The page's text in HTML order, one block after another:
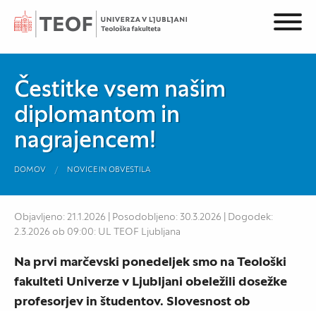
Čestitke vsem našim
diplomantom in
nagrajencem!
DOMOV NOVICE IN OBVESTILA
Objavljeno: 21.1.2026 | Posodobljeno: 30.3.2026 | Dogodek:
2.3.2026 ob 09:00: UL TEOF Ljubljana
Na prvi marčevski ponedeljek smo na Teološki
fakulteti Univerze v Ljubljani obeležili dosežke
profesorjev in študentov. Slovesnost ob